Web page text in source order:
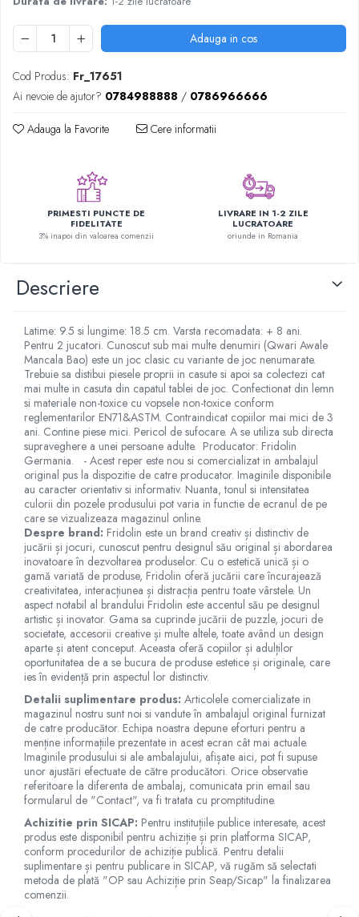
Nisip kinetic
Jucarii interactive
Proiector pentru copii
Instrumente muzicale pentru copii
Caruseluri muzicale
Storytelling
Banc de lucru pentru copii
Papusi de mana
Casa de papusi
Bormasina magica
Papusi si Bebelusi Reborn
Jucarii cu Dinozauri
Figurine cu animale domestice
Figurine plus
Figurine
Jucarii Montessori
Nevoi speciale si sindrom Down
Jucarii cu alfabet
Jucarii cu cifre
Seturi Numberblocks
Jucarii de motricitate
Jucarii fructe si legume
Puzzle-uri
Puzzle clasic
Puzzle incastru
Puzzle de podea
IQ puzzle
Jucarii bebelusi
Jucarii de baie
Zornaitoare
Jucarii dentitie
Jucarii senzoriale
Jucarii motrice pentru bebelusi
Saltele de activitati pentru bebe
Jucarii de sortat
Jucarii muzicale bebelusi
Puzzle bebelusi
Cadou copii 9 ani
Cadou copii 10 ani
Cadou copii 11 ani
Adauga in cos
Cod Produs: Fr_17651
Ai nevoie de ajutor? 0784988888 / 0786966666
Adauga la Favorite Cere informatii
PRIMESTI PUNCTE DE
FIDELITATE
3% inapoi din valoarea comenzii
LIVRARE IN 1-2 ZILE
LUCRATOARE
oriunde in Romania
Descriere
Latime: 9.5 si lungime: 18.5 cm. Varsta recomadata: + 8 ani.
Pentru 2 jucatori. Cunoscut sub mai multe denumiri (Qwari Awale
Mancala Bao) este un joc clasic cu variante de joc nenumarate.
Trebuie sa distibui piesele proprii in casute si apoi sa colectezi cat
mai multe in casuta din capatul tablei de joc. Confectionat din lemn
si materiale non-toxice cu vopsele non-toxice conform
reglementarilor EN71&ASTM. Contraindicat copiilor mai mici de 3
ani. Contine piese mici. Pericol de sufocare. A se utiliza sub directa
supraveghere a unei persoane adulte. Producator: Fridolin
Germania. - Acest reper este nou si comercializat in ambalajul
original pus la dispozitie de catre producator. Imaginile disponibile
au caracter orientativ si informativ. Nuanta, tonul si intensitatea
culorii din pozele produsului pot varia in functie de ecranul de pe
care se vizualizeaza magazinul online.
Despre brand: Fridolin este un brand creativ și distinctiv de
jucării și jocuri, cunoscut pentru designul său original și abordarea
inovatoare în dezvoltarea produselor. Cu o estetică unică și o
gamă variată de produse, Fridolin oferă jucării care încurajează
creativitatea, interacțiunea și distracția pentru toate vârstele. Un
aspect notabil al brandului Fridolin este accentul său pe designul
artistic și inovator. Gama sa cuprinde jucării de puzzle, jocuri de
societate, accesorii creative și multe altele, toate având un design
aparte și atent conceput. Aceasta oferă copiilor și adulților
oportunitatea de a se bucura de produse estetice și originale, care
ies în evidență prin aspectul lor distinctiv.
Detalii suplimentare produs: Articolele comercializate in
magazinul nostru sunt noi si vandute în ambalajul original furnizat
de catre producător. Echipa noastra depune eforturi pentru a
menține informațiile prezentate in acest ecran cât mai actuale.
Imaginile produsului si ale ambalajului, afișate aici, pot fi supuse
unor ajustări efectuate de către producători. Orice observatie
referitoare la diferenta de ambalaj, comunicata prin email sau
formularul de "Contact", va fi tratata cu promptitudine.
Achizitie prin SICAP: Pentru instituțiile publice interesate, acest
produs este disponibil pentru achiziție și prin platforma SICAP,
conform procedurilor de achiziție publică. Pentru detalii
suplimentare și pentru publicare in SICAP, vă rugăm să selectati
metoda de plată "OP sau Achiziție prin Seap/Sicap" la finalizarea
comenzii.